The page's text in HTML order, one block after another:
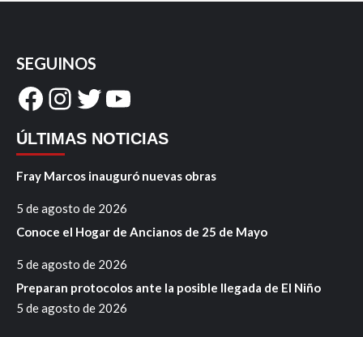
SEGUINOS
Facebook
Instagram
Twitter
YouTube
ÚLTIMAS NOTICIAS
Fray Marcos inauguró nuevas obras
5 de agosto de 2026
Conoce el Hogar de Ancianos de 25 de Mayo
5 de agosto de 2026
Preparan protocolos ante la posible llegada de El Niño
5 de agosto de 2026